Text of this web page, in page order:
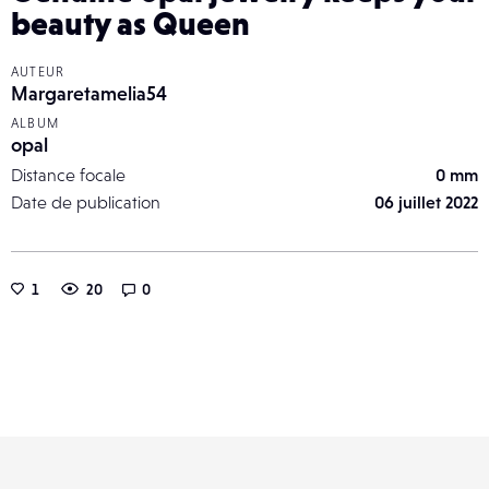
beauty as Queen
AUTEUR
Margaretamelia54
ALBUM
opal
Distance focale
0 mm
Date de publication
06 juillet 2022
1 20 0